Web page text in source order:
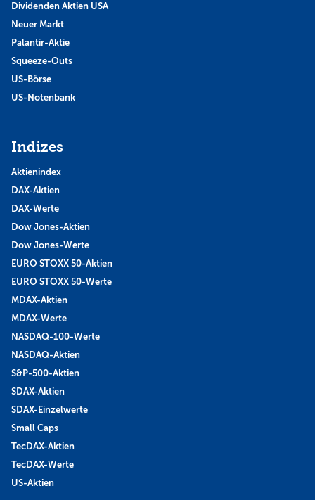
Dividenden Aktien USA
Neuer Markt
Palantir-Aktie
Squeeze-Outs
US-Börse
US-Notenbank
Indizes
Aktienindex
DAX-Aktien
DAX-Werte
Dow Jones-Aktien
Dow Jones-Werte
EURO STOXX 50-Aktien
EURO STOXX 50-Werte
MDAX-Aktien
MDAX-Werte
NASDAQ-100-Werte
NASDAQ-Aktien
S&P-500-Aktien
SDAX-Aktien
SDAX-Einzelwerte
Small Caps
TecDAX-Aktien
TecDAX-Werte
US-Aktien